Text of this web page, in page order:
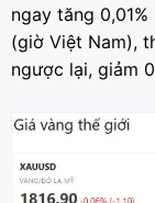
ngay tăng 0,01%
(giờ Việt Nam),
ngược lại, giảm